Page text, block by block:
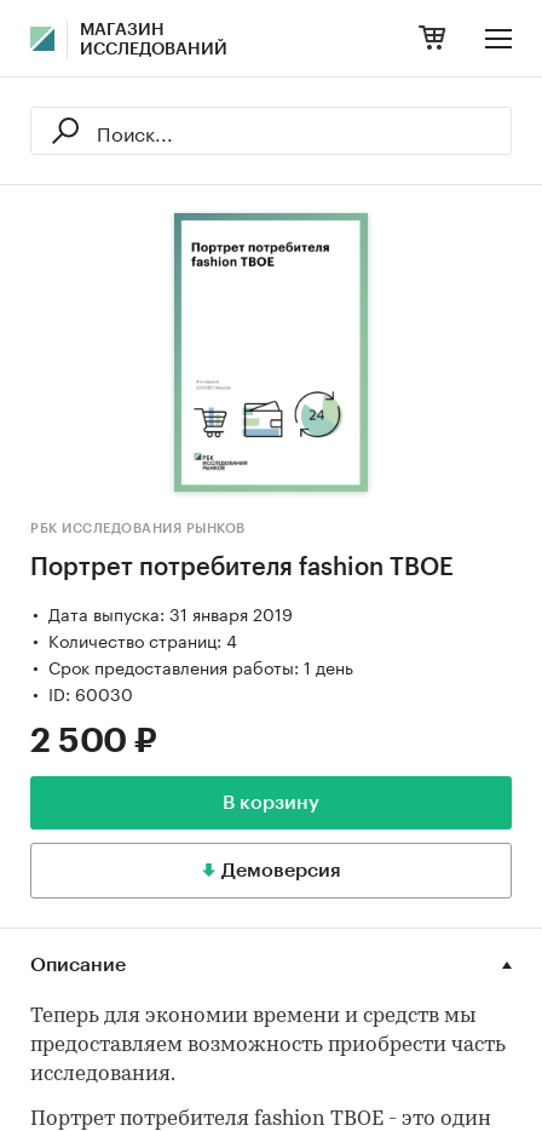
МАГАЗИН
ИССЛЕДОВАНИЙ
РБК ИССЛЕДОВАНИЯ РЫНКОВ
Портрет потребителя fashion ТВОЕ
Дата выпуска: 31 января 2019
Количество страниц: 4
Срок предоставления работы: 1 день
ID: 60030
2 500 ₽
В корзину
Демоверсия
Описание
Теперь для экономии времени и средств мы
предоставляем возможность приобрести часть
исследования.
Портрет потребителя fashion ТВОЕ - это один